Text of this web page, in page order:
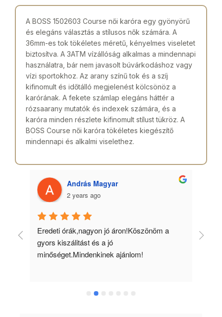
A BOSS 1502603 Course női karóra egy gyönyörű
és elegáns választás a stílusos nők számára. A
36mm-es tok tökéletes méretű, kényelmes viseletet
biztosítva. A 3ATM vízállóság alkalmas a mindennapi
használatra, bár nem javasolt búvárkodáshoz vagy
vízi sportokhoz. Az arany színű tok és a szíj
kifinomult és időtálló megjelenést kölcsönöz a
karórának. A fekete számlap elegáns háttér a
rózsaarany mutatók és indexek számára, és a
karóra minden részlete kifinomult stílust tükröz. A
BOSS Course női karóra tökéletes kiegészítő
mindennapi és alkalmi viselethez.
András Magyar
2 years ago
Eredeti órák,nagyon jó áron!Köszönöm a
gyors kiszálitást és a jó
minőséget.Mindenkinek ajánlom!